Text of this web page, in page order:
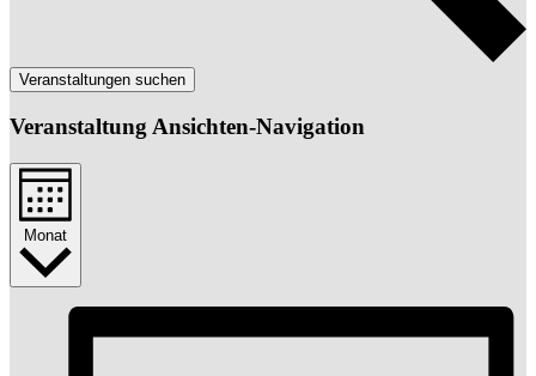
Veranstaltungen suchen
Veranstaltung Ansichten-Navigation
Monat